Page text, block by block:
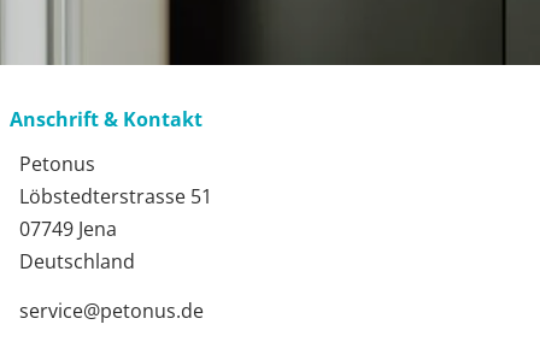
Anschrift & Kontakt
Petonus
Löbstedterstrasse 51
07749 Jena
Deutschland
service@petonus.de